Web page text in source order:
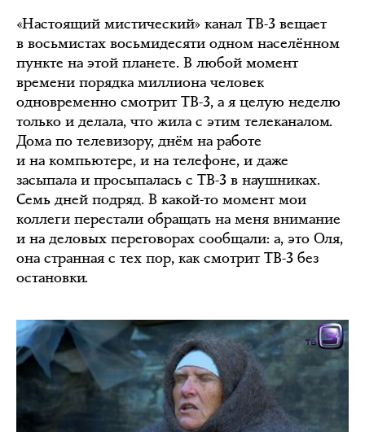
«Настоящий мистический» канал ТВ-3 вещает
в восьмистах восьмидесяти одном населённом
пункте на этой планете. В любой момент
времени порядка миллиона человек
одновременно смотрит ТВ-3, а я целую неделю
только и делала, что жила с этим телеканалом.
Дома по телевизору, днём на работе
и на компьютере, и на телефоне, и даже
засыпала и просыпалась с ТВ-3 в наушниках.
Семь дней подряд. В какой-то момент мои
коллеги перестали обращать на меня внимание
и на деловых переговорах сообщали: а, это Оля,
она странная с тех пор, как смотрит ТВ-3 без
остановки.